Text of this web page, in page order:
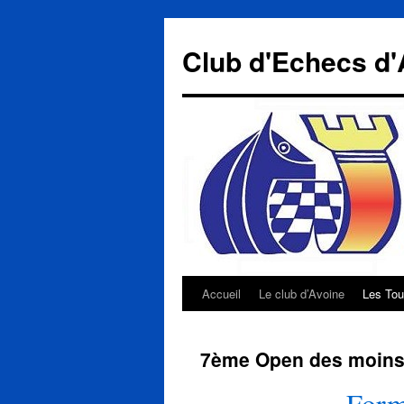
contenu
Club d'Echecs
Accueil Le club d’Avoine Les
7ème Open des